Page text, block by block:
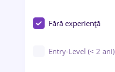
Fără experiență
Entry-Level (< 2 ani)